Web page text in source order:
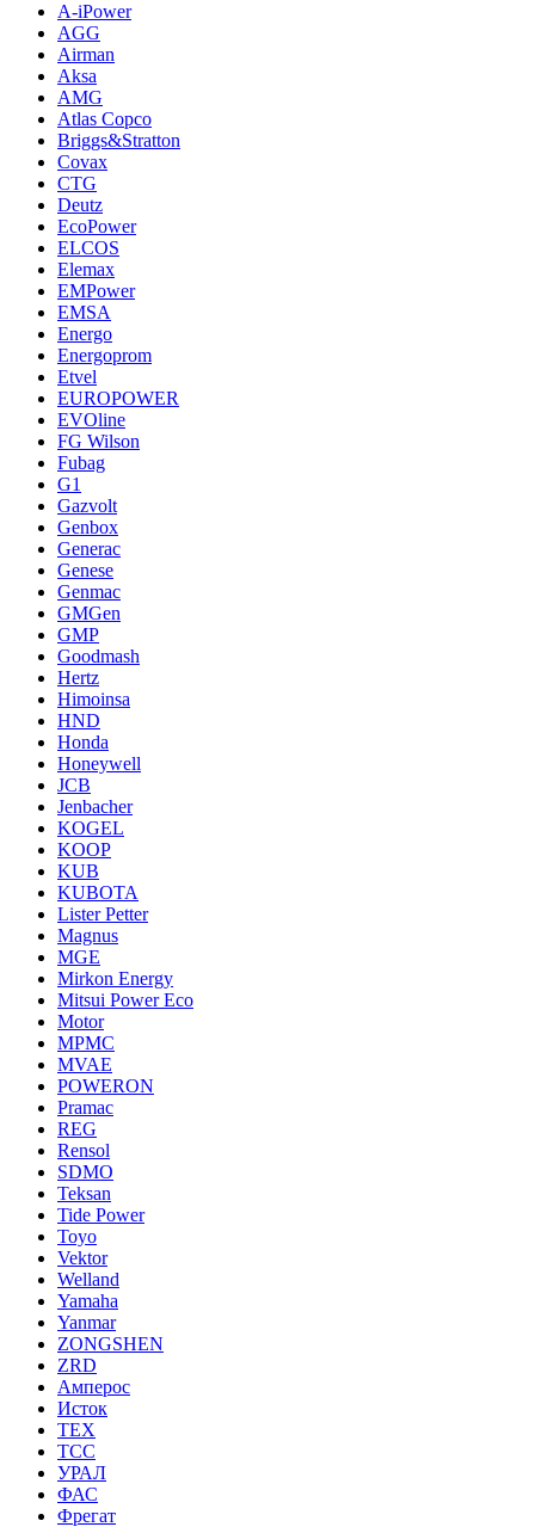
A-iPower
AGG
Airman
Aksa
AMG
Atlas Copco
Briggs&Stratton
Covax
CTG
Deutz
EcoPower
ELCOS
Elemax
EMPower
EMSA
Energo
Energoprom
Etvel
EUROPOWER
EVOline
FG Wilson
Fubag
G1
Gazvolt
Genbox
Generac
Genese
Genmac
GMGen
GMP
Goodmash
Hertz
Himoinsa
HND
Honda
Honeywell
JCB
Jenbacher
KOGEL
KOOP
KUB
KUBOTA
Lister Petter
Magnus
MGE
Mirkon Energy
Mitsui Power Eco
Motor
MPMC
MVAE
POWERON
Pramac
REG
Rensol
SDMO
Teksan
Tide Power
Toyo
Vektor
Welland
Yamaha
Yanmar
ZONGSHEN
ZRD
Амперос
Исток
ТЕХ
ТСС
УРАЛ
ФАС
Фрегат